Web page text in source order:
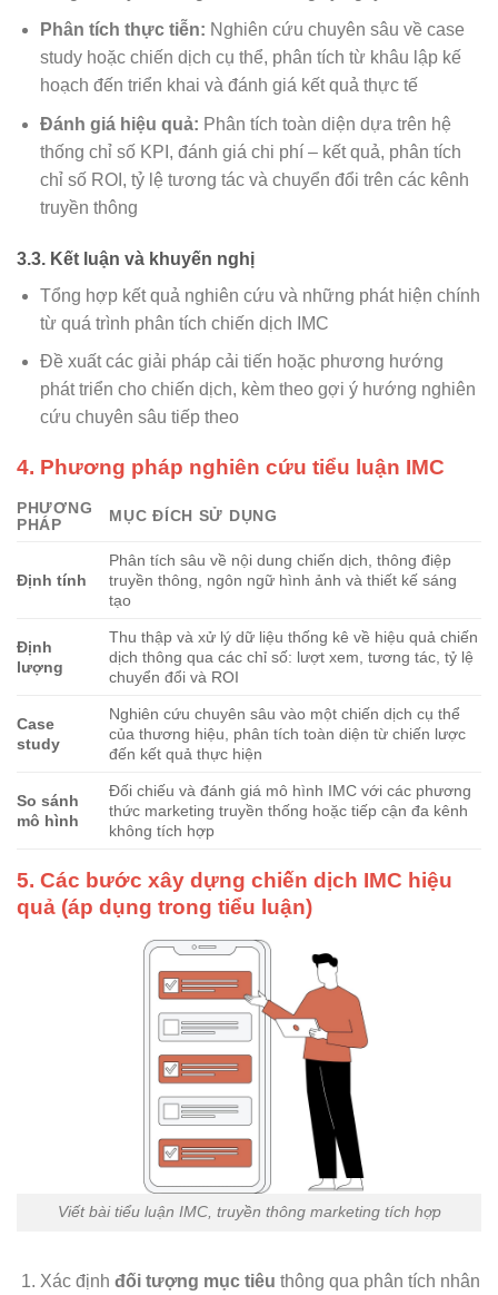
Phân tích thực tiễn: Nghiên cứu chuyên sâu về case
study hoặc chiến dịch cụ thể, phân tích từ khâu lập kế
hoạch đến triển khai và đánh giá kết quả thực tế
Đánh giá hiệu quả: Phân tích toàn diện dựa trên hệ
thống chỉ số KPI, đánh giá chi phí – kết quả, phân tích
chỉ số ROI, tỷ lệ tương tác và chuyển đổi trên các kênh
truyền thông
3.3. Kết luận và khuyến nghị
Tổng hợp kết quả nghiên cứu và những phát hiện chính
từ quá trình phân tích chiến dịch IMC
Đề xuất các giải pháp cải tiến hoặc phương hướng
phát triển cho chiến dịch, kèm theo gợi ý hướng nghiên
cứu chuyên sâu tiếp theo
4. Phương pháp nghiên cứu tiểu luận IMC
PHƯƠNG
PHÁP
MỤC ĐÍCH SỬ DỤNG
Định tính
Phân tích sâu về nội dung chiến dịch, thông điệp
truyền thông, ngôn ngữ hình ảnh và thiết kế sáng
tạo
Định
lượng
Thu thập và xử lý dữ liệu thống kê về hiệu quả chiến
dịch thông qua các chỉ số: lượt xem, tương tác, tỷ lệ
chuyển đổi và ROI
Case
study
Nghiên cứu chuyên sâu vào một chiến dịch cụ thể
của thương hiệu, phân tích toàn diện từ chiến lược
đến kết quả thực hiện
So sánh
mô hình
Đối chiếu và đánh giá mô hình IMC với các phương
thức marketing truyền thống hoặc tiếp cận đa kênh
không tích hợp
5. Các bước xây dựng chiến dịch IMC hiệu
quả (áp dụng trong tiểu luận)
Viết bài tiểu luận IMC, truyền thông marketing tích hợp
Xác định đối tượng mục tiêu thông qua phân tích nhân